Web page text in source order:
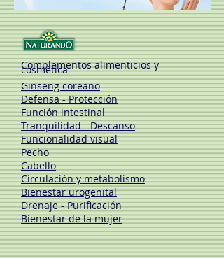
Complementos alimenticios y
cosmética
Ginseng coreano
Defensa - Protección
Función intestinal
Tranquilidad - Descanso
Funcionalidad visual
Pecho
Cabello
Circulación y metabolismo
Bienestar urogenital
Drenaje - Purificación
Bienestar de la mujer